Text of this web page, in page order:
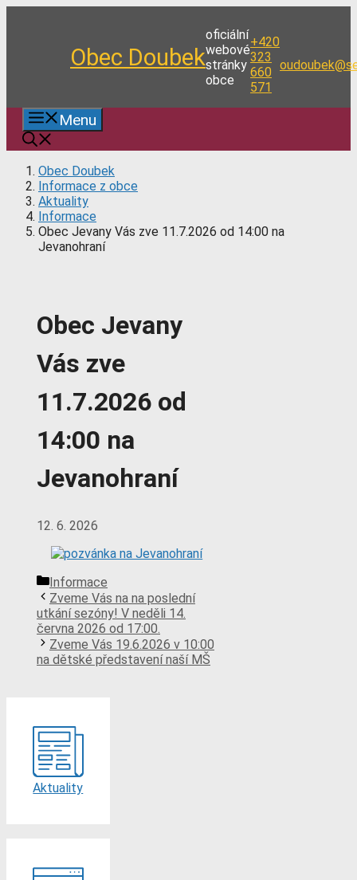
Obec Doubek
oficiální
webové
stránky
obce
+420
323
660
571
Menu
Obec Doubek
Informace z obce
Aktuality
Informace
Obec Jevany Vás zve 11.7.2026 od 14:00 na
Jevanohraní
Obec Jevany
Vás zve
11.7.2026 od
14:00 na
Jevanohraní
12. 6. 2026
Rubriky
Informace
Zveme Vás na na poslední
utkání sezóny! V neděli 14.
června 2026 od 17:00.
Zveme Vás 19.6.2026 v 10:00
na dětské představení naší MŠ
Aktuality